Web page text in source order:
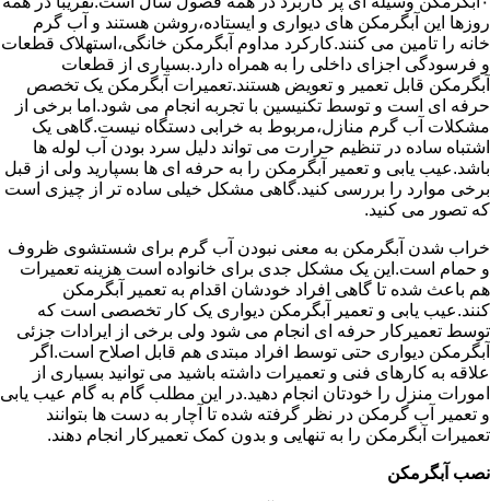
روزها این آبگرمکن های دیواری و ایستاده،روشن هستند و آب گرم
خانه را تامین می کنند.کارکرد مداوم آبگرمکن خانگی،استهلاک قطعات
و فرسودگی اجزای داخلی را به همراه دارد.بسیاری از قطعات
آبگرمکن قابل تعمیر و تعویض هستند.تعمیرات آبگرمکن یک تخصص
حرفه ای است و توسط تکنیسین با تجربه انجام می شود.اما برخی از
مشکلات آب گرم منازل،مربوط به خرابی دستگاه نیست.گاهی یک
اشتباه ساده در تنظیم حرارت می تواند دلیل سرد بودن آب لوله ها
باشد.عیب یابی و تعمیر آبگرمکن را به حرفه ای ها بسپارید ولی از قبل
برخی موارد را بررسی کنید.گاهی مشکل خیلی ساده تر از چیزی است
که تصور می کنید.
خراب شدن آبگرمکن به معنی نبودن آب گرم برای شستشوی ظروف
و حمام است.این یک مشکل جدی برای خانواده است هزینه تعمیرات
هم باعث شده تا گاهی افراد خودشان اقدام به تعمیر آبگرمکن
کنند.عیب یابی و تعمیر آبگرمکن دیواری یک کار تخصصی است که
توسط تعمیرکار حرفه ای انجام می شود ولی برخی از ایرادات جزئی
آبگرمکن دیواری حتی توسط افراد مبتدی هم قابل اصلاح است.اگر
علاقه به کارهای فنی و تعمیرات داشته باشید می توانید بسیاری از
امورات منزل را خودتان انجام دهید.در این مطلب گام به گام عیب یابی
و تعمیر آب گرمکن در نظر گرفته شده تا آچار به دست ها بتوانند
تعمیرات آبگرمکن را به تنهایی و بدون کمک تعمیرکار انجام دهند.
نصب آبگرمکن